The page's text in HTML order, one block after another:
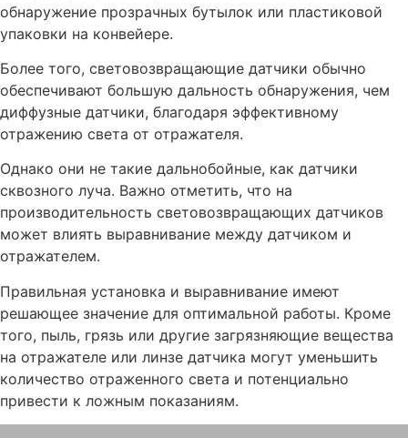
обнаружение прозрачных бутылок или пластиковой
упаковки на конвейере.
Более того, световозвращающие датчики обычно
обеспечивают большую дальность обнаружения, чем
диффузные датчики, благодаря эффективному
отражению света от отражателя.
Однако они не такие дальнобойные, как датчики
сквозного луча. Важно отметить, что на
производительность световозвращающих датчиков
может влиять выравнивание между датчиком и
отражателем.
Правильная установка и выравнивание имеют
решающее значение для оптимальной работы. Кроме
того, пыль, грязь или другие загрязняющие вещества
на отражателе или линзе датчика могут уменьшить
количество отраженного света и потенциально
привести к ложным показаниям.